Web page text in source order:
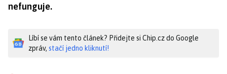
nefunguje.
Líbí se vám tento článek? Přidejte si Chip.cz do Google
zpráv, stačí jedno kliknutí!